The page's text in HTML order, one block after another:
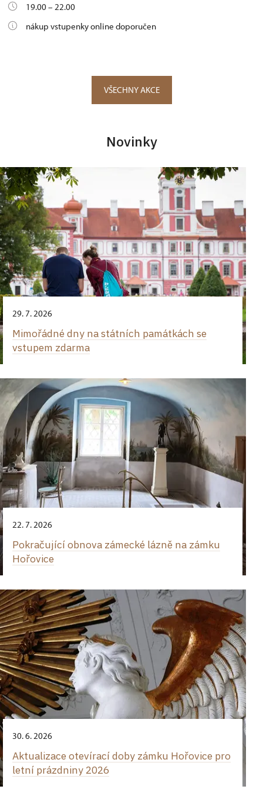
19.00 – 22.00
nákup vstupenky online doporučen
VŠECHNY AKCE
Novinky
29. 7. 2026
Mimořádné dny na státních památkách se
vstupem zdarma
22. 7. 2026
Pokračující obnova zámecké lázně na zámku
Hořovice
30. 6. 2026
Aktualizace otevírací doby zámku Hořovice pro
letní prázdniny 2026